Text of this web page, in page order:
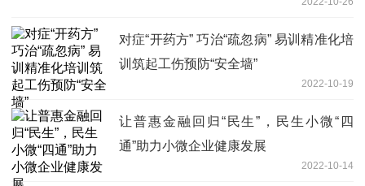
对症“开药方” 巧治“疏忽病” 易训精准化培
训筑起工伤预防“安全墙”
2022-10-19
让普惠金融回归“民生”，民生小微“四
通”助力小微企业健康发展
2022-10-14